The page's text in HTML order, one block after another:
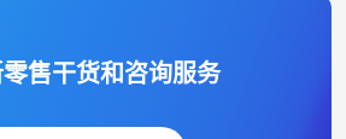
售干货和咨询服务